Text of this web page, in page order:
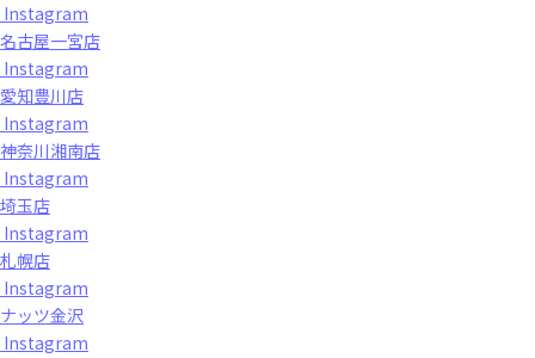
Instagram
名古屋一宮店
Instagram
愛知豊川店
Instagram
神奈川湘南店
Instagram
埼玉店
Instagram
札幌店
Instagram
ナッツ金沢
Instagram